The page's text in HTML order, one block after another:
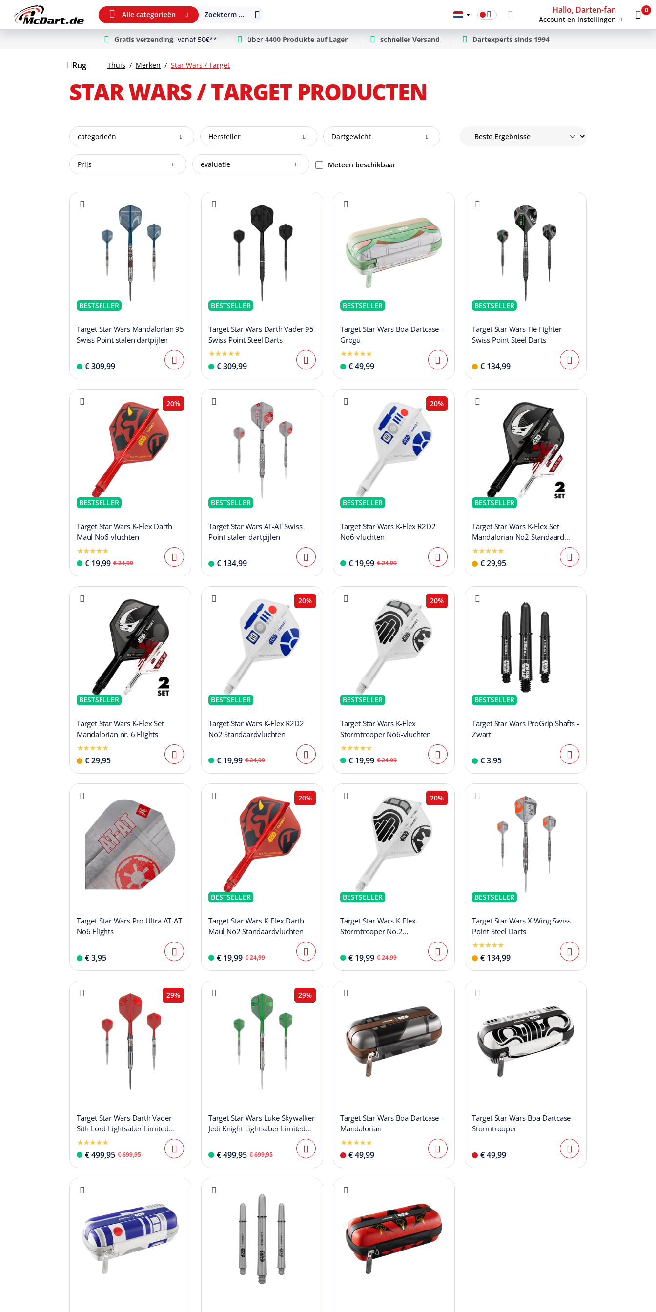
Ga naar de hoofdnavigatie
Alle categorieën Zoekterm ... Hallo, Darten-fan
Account en instellingen
0
Gratis verzending vanaf 50€** über 4400 Produkte auf Lager schneller Versand Dartexperts sinds 1994
Rug Thuis Merken Star Wars / Target
STAR WARS / TARGET PRODUCTEN
categorieën Hersteller Dartgewicht
Prijs evaluatie Meteen beschikbaar
BESTSELLER
Target Star Wars Mandalorian 95
Swiss Point stalen dartpijlen
€ 309,99
BESTSELLER
Target Star Wars Darth Vader 95
Swiss Point Steel Darts
€ 309,99
BESTSELLER
Target Star Wars Boa Dartcase -
Grogu
€ 49,99
BESTSELLER
Target Star Wars Tie Fighter
Swiss Point Steel Darts
€ 134,99
20%
BESTSELLER
Target Star Wars K-Flex Darth
Maul No6-vluchten
€ 19,99 € 24,99
BESTSELLER
Target Star Wars AT-AT Swiss
Point stalen dartpijlen
€ 134,99
20%
BESTSELLER
Target Star Wars K-Flex R2D2
No6-vluchten
€ 19,99 € 24,99
BESTSELLER
Target Star Wars K-Flex Set
Mandalorian No2 Standaard
Flights
€ 29,95
BESTSELLER
Target Star Wars K-Flex Set
Mandalorian nr. 6 Flights
€ 29,95
20%
BESTSELLER
Target Star Wars K-Flex R2D2
No2 Standaardvluchten
€ 19,99 € 24,99
20%
BESTSELLER
Target Star Wars K-Flex
Stormtrooper No6-vluchten
€ 19,99 € 24,99
BESTSELLER
Target Star Wars ProGrip Shafts -
Zwart
€ 3,95
Target Star Wars Pro Ultra AT-AT
No6 Flights
€ 3,95
20%
BESTSELLER
Target Star Wars K-Flex Darth
Maul No2 Standaardvluchten
€ 19,99 € 24,99
20%
BESTSELLER
Target Star Wars K-Flex
Stormtrooper No.2
€ 19,99 € 24,99
BESTSELLER
Target Star Wars X-Wing Swiss
Point Steel Darts
€ 134,99
29%
Target Star Wars Darth Vader
Sith Lord Lightsaber Limited
First Edition Darts - 24g
€ 499,95 € 699,95
29%
Target Star Wars Luke Skywalker
Jedi Knight Lightsaber Limited
€ 499,95 € 699,95
Target Star Wars Boa Dartcase -
Mandalorian
€ 49,99
Target Star Wars Boa Dartcase -
Stormtrooper
€ 49,99